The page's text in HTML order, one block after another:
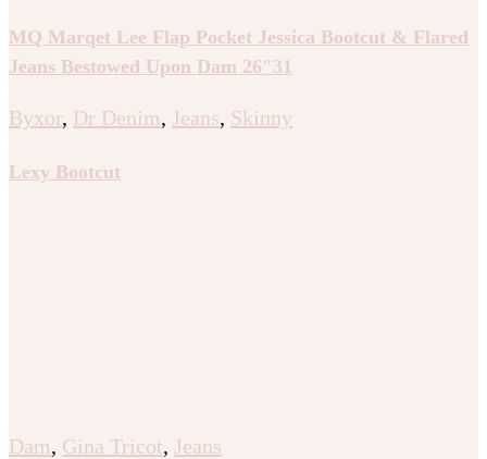
MQ Marqet Lee Flap Pocket Jessica Bootcut & Flared
Jeans Bestowed Upon Dam 26″31
Byxor, Dr Denim, Jeans, Skinny
Lexy Bootcut
Dam, Gina Tricot, Jeans